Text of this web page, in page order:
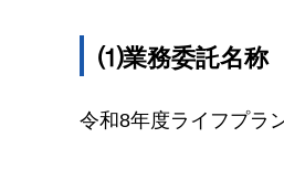
⑴業務委託名称
令和8年度ライフプラ